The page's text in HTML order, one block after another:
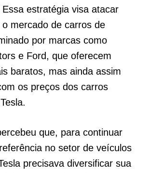
estratégia visa atacar
mercado de carros de
por marcas como
e Ford, que oferecem
baratos, mas ainda assim
os preços dos carros
que, para continuar
no setor de veículos
precisava diversificar sua